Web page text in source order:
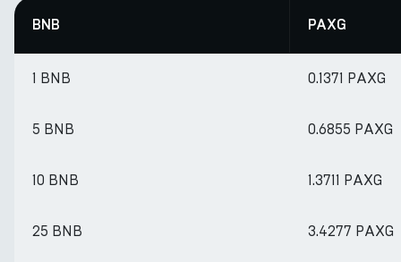
BNB PAXG
1 BNB 0.1371 PAXG
5 BNB 0.6855 PAXG
10 BNB 1.3711 PAXG
25 BNB 3.4277 PAXG